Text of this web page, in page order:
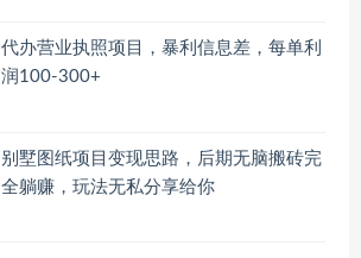
代办营业执照项目，暴利信息差，每单利
润100-300+
别墅图纸项目变现思路，后期无脑搬砖完
全躺赚，玩法无私分享给你